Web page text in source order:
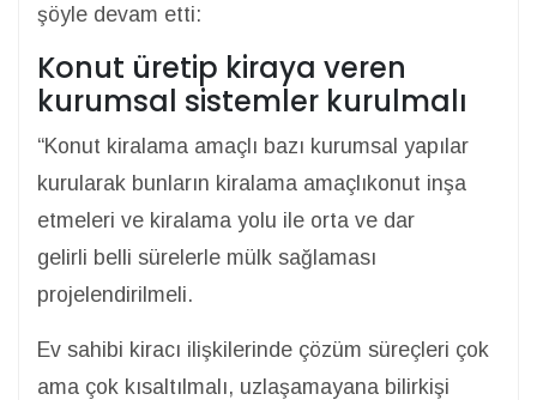
şöyle devam etti:
Konut üretip kiraya veren
kurumsal sistemler kurulmalı
“Konut kiralama amaçlı bazı kurumsal yapılar
kurularak bunların kiralama amaçlıkonut inşa
etmeleri ve kiralama yolu ile orta ve dar
gelirli belli sürelerle mülk sağlaması
projelendirilmeli.
Ev sahibi kiracı ilişkilerinde çözüm süreçleri çok
ama çok kısaltılmalı, uzlaşamayana bilirkişi